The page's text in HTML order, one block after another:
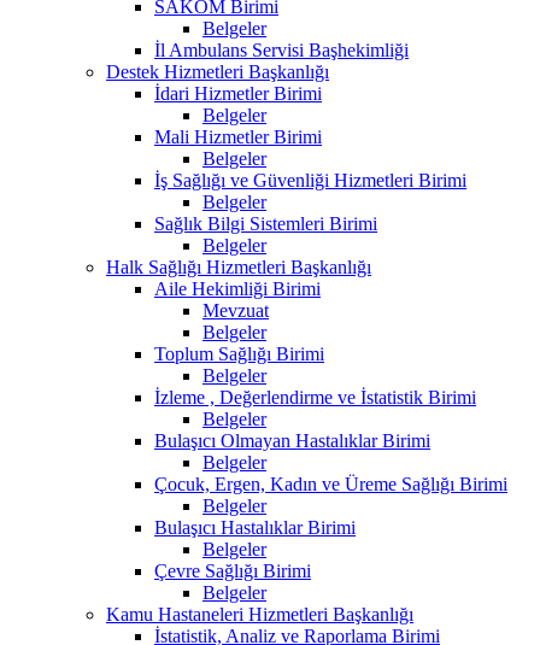
SAKOM Birimi
Belgeler
İl Ambulans Servisi Başhekimliği
Destek Hizmetleri Başkanlığı
İdari Hizmetler Birimi
Belgeler
Mali Hizmetler Birimi
Belgeler
İş Sağlığı ve Güvenliği Hizmetleri Birimi
Belgeler
Sağlık Bilgi Sistemleri Birimi
Belgeler
Halk Sağlığı Hizmetleri Başkanlığı
Aile Hekimliği Birimi
Mevzuat
Belgeler
Toplum Sağlığı Birimi
Belgeler
İzleme , Değerlendirme ve İstatistik Birimi
Belgeler
Bulaşıcı Olmayan Hastalıklar Birimi
Belgeler
Çocuk, Ergen, Kadın ve Üreme Sağlığı Birimi
Belgeler
Bulaşıcı Hastalıklar Birimi
Belgeler
Çevre Sağlığı Birimi
Belgeler
Kamu Hastaneleri Hizmetleri Başkanlığı
İstatistik, Analiz ve Raporlama Birimi